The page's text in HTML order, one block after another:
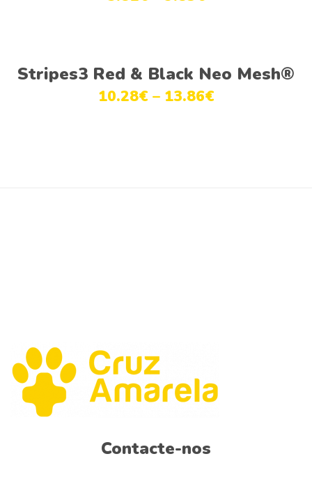
Ver opções
Stripes3 Red & Black Neo Mesh®
10.28€ – 13.86€
Contacte-nos